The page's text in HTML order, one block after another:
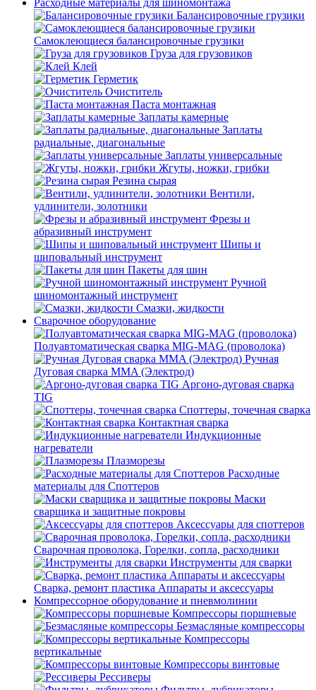
Расходные материалы для шиномонтажа
Балансировочные грузики
Самоклеющиеся балансировочные грузики
Груза для грузовиков
Клей
Герметик
Очиститель
Паста монтажная
Заплаты камерные
Заплаты
радиальные, диагональные
Заплаты универсальные
Жгуты, ножки, грибки
Резина сырая
Вентили,
удлинители, золотники
Фрезы и
абразивный инструмент
Шипы и
шиповальный инструмент
Пакеты для шин
Ручной
шиномонтажный инструмент
Смазки, жидкости
Сварочное оборудование
Полуавтоматическая сварка MIG-MAG (проволока)
Ручная
Дуговая сварка MMA (Электрод)
Аргоно-дуговая сварка
TIG
Споттеры, точечная сварка
Контактная сварка
Индукционные
нагреватели
Плазморезы
Расходные
материалы для Споттеров
Маски
сварщика и защитные покровы
Аксессуары для споттеров
Сварочная проволока, Горелки, сопла, расходники
Инструменты для сварки
Сварка, ремонт пластика Аппараты и аксессуары
Компрессорное оборудование и пневмолинии
Компрессоры поршневые
Безмасляные компрессоры
Компрессоры
вертикальные
Компрессоры винтовые
Рессиверы